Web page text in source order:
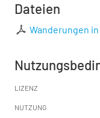
Dateien
Wanderungen
LIZENZ
NUTZUNG